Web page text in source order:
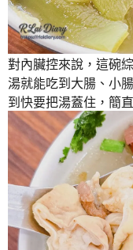
對內臟控來說，這碗
湯就能吃到大腸、小
到快要把湯蓋住，簡